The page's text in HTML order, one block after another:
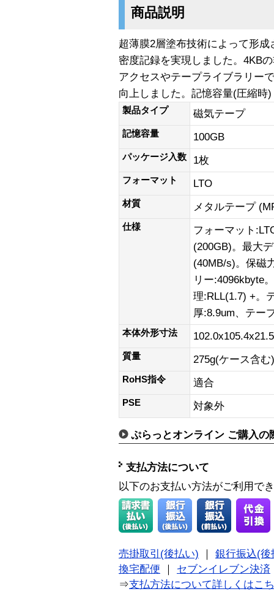
商品説明
超薄膜2層塗布技術によって形
密度記録を実現しました。4KB
アクセスやテープライブラリー
向上しました。記憶容量(圧縮時
製品タイプ 磁気テープ
記憶容量 100GB
パッケージ入数 1枚
フォーマット LTO
材質 メタルテープ
仕様
フォーマット
(200GB)。最大
(40MB/s)。保磁
リー:4096kbyte
理:RLL(1.7) +。
厚:8.9um、テー
本体外形寸法
質量 275g(ケース含む)
RoHS指令 適合
PSE 対象外
ぷらっとオンライン ご購入の
支払方法について
以下のお支払い方法がご利用で
売掛取引(後払い)
銀行振込(後
換宅配便
セブンイレブン決済
⇒支払方法について詳しくはこ